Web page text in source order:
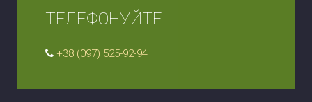
ТЕЛЕФОНУЙТЕ!
+38 (097) 525-92-94